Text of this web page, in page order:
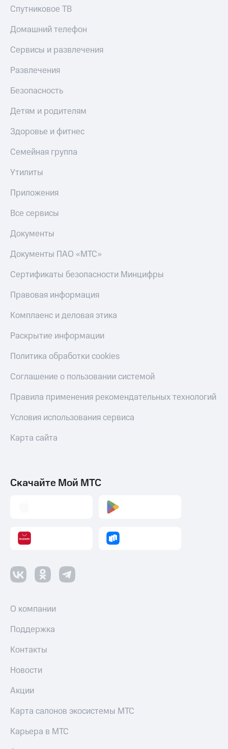
Спутниковое ТВ
Домашний телефон
Сервисы и развлечения
Развлечения
Безопасность
Детям и родителям
Здоровье и фитнес
Семейная группа
Утилиты
Приложения
Все сервисы
Документы
Документы ПАО «МТС»
Сертификаты безопасности Минцифры
Правовая информация
Комплаенс и деловая этика
Раскрытие информации
Политика обработки cookies
Соглашение о пользовании системой
Правила применения рекомендательных технологий
Условия использования сервиса
Карта сайта
Скачайте Мой МТС
О компании
Поддержка
Контакты
Новости
Акции
Карта салонов экосистемы МТС
Карьера в МТС